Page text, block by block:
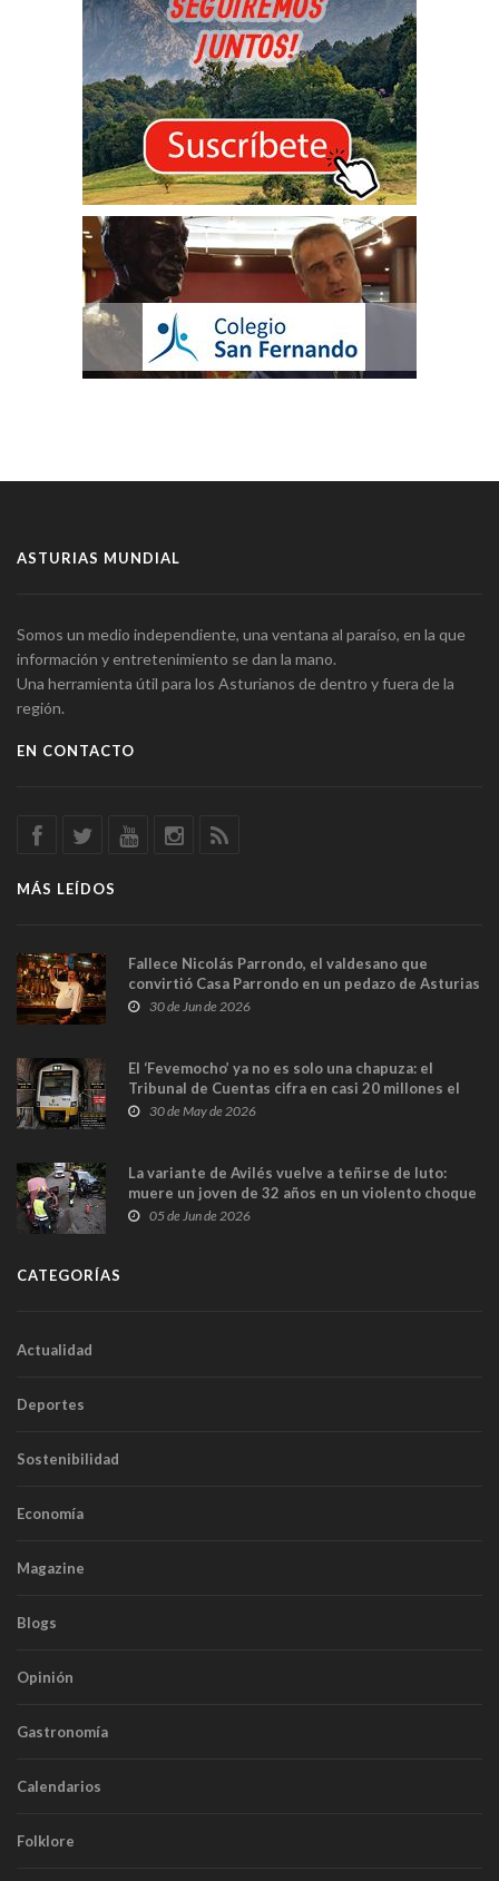
ASTURIAS MUNDIAL
Somos un medio independiente, una ventana al paraíso, en la que
información y entretenimiento se dan la mano.
Una herramienta útil para los Asturianos de dentro y fuera de la
región.
EN CONTACTO
MÁS LEÍDOS
Fallece Nicolás Parrondo, el valdesano que
convirtió Casa Parrondo en un pedazo de Asturias
en Madrid
30 de Jun de 2026
El ‘Fevemocho’ ya no es solo una chapuza: el
Tribunal de Cuentas cifra en casi 20 millones el
sobrecoste de los trenes que no cabían por los
30 de May de 2026
La variante de Avilés vuelve a teñirse de luto:
muere un joven de 32 años en un violento choque
frontal
05 de Jun de 2026
CATEGORÍAS
Actualidad
Deportes
Sostenibilidad
Economía
Magazine
Blogs
Opinión
Gastronomía
Calendarios
Folklore